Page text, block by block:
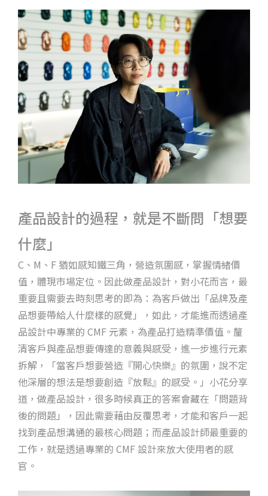
產品設計的過程，就是不斷問「想要
什麼」
C、M、F 猶如感知鐵三角，營造氛圍感，掌握情緒價
值，體現市場定位。因此做產品設計，對小花而言，最
重要且需要去時刻思考的即為：為客戶做出「品牌及產
品想要帶給人什麼樣的感覺」，如此，才能進而透過產
品設計中專業的 CMF 元素，為產品打造精準價值。釐
清客戶與產品想要傳達的意義與感受，進一步進行元素
拆解，「當客戶想要營造『開心快樂』的氛圍，說不定
他深層的想法是想要創造『放鬆』的感受。」小花分享
道，做產品設計，很多時候真正的答案會藏在「問題背
後的問題」，因此需要藉由反覆思考，才能和客戶一起
找到產品想溝通的最核心問題；而產品設計師最重要的
工作，就是透過專業的 CMF 設計來放大使用者的感
官。